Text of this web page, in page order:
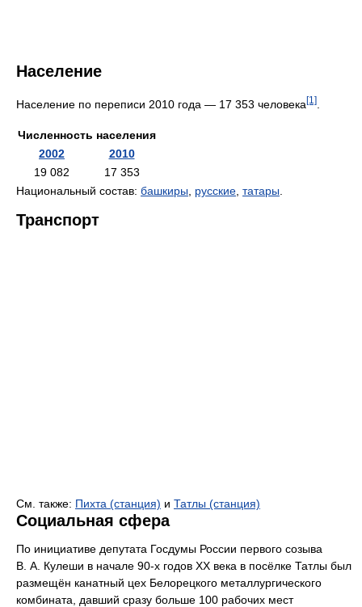
Население
Население по переписи 2010 года — 17 353 человека[1]
Численность населения
2002
2010
19 082
17 353
Национальный состав: башкиры русские татары
Транспорт
См. также: Пихта (станция) и Татлы (станция)
Социальная сфера
По инициативе депутата Госдумы России первого созыва
В. А. Кулеши в начале 90-х годов XX века в посёлке Татлы был
размещён канатный цех Белорецкого металлургического
комбината, давший сразу больше 100 рабочих мест